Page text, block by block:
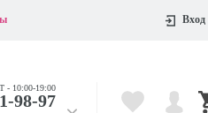
Вход
- 10:00-19:00
98-97